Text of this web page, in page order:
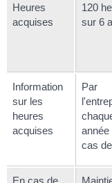
Heures
acquises
120
sur 6
Information
sur les
heures
acquises
Par
année
cas
En cas de